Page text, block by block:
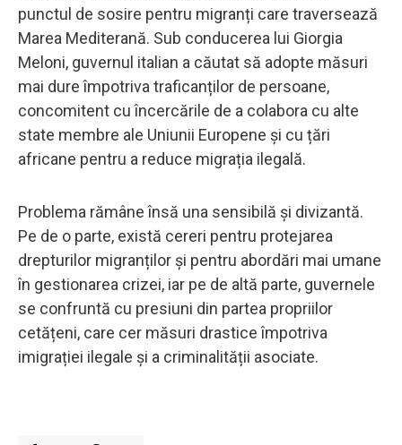
punctul de sosire pentru migranți care traversează
Marea Mediterană. Sub conducerea lui Giorgia
Meloni, guvernul italian a căutat să adopte măsuri
mai dure împotriva traficanților de persoane,
concomitent cu încercările de a colabora cu alte
state membre ale Uniunii Europene și cu țări
africane pentru a reduce migrația ilegală.
Problema rămâne însă una sensibilă și divizantă.
Pe de o parte, există cereri pentru protejarea
drepturilor migranților și pentru abordări mai umane
în gestionarea crizei, iar pe de altă parte, guvernele
se confruntă cu presiuni din partea propriilor
cetățeni, care cer măsuri drastice împotriva
imigrației ilegale și a criminalității asociate.